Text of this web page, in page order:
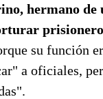
hermano
su función
a oficiales,